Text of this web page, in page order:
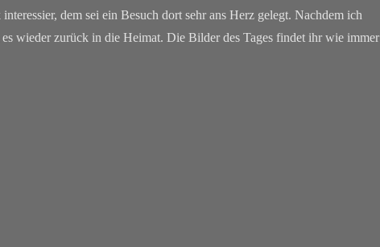
dem sei ein Besuch dort sehr ans Herz gelegt. Nachdem ich
wieder zurück in die Heimat. Die Bilder des Tages findet ihr wie immer